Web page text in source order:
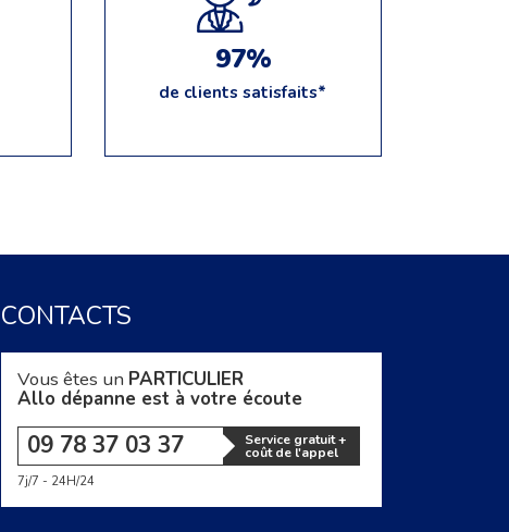
97%
de clients satisfaits*
CONTACTS
Vous êtes un PARTICULIER
Allo dépanne est à votre écoute
09 78 37 03 37 Service gratuit +
coût de l'appel
7j/7 - 24H/24